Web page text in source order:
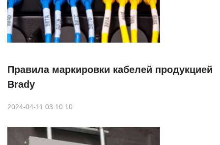
Правила маркировки кабелей продукцией
Brady
2024-04-11 03:10:10